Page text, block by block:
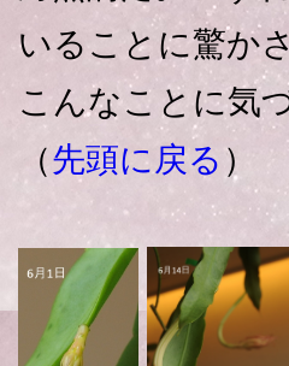
いることに驚か
こんなことに気
（先頭に戻る ）